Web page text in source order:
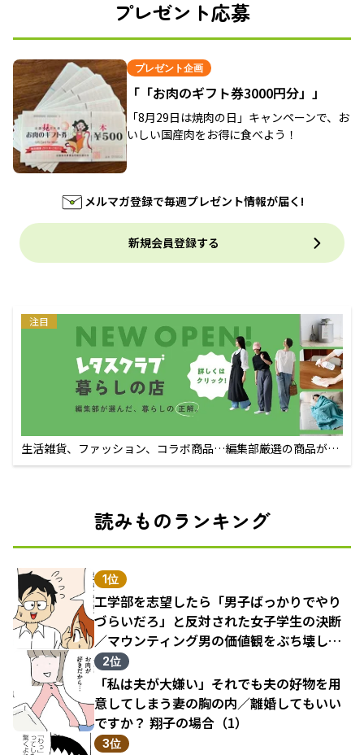
プレゼント応募
プレゼント企画
「「お肉のギフト券3000円分」」
「8月29日は焼肉の日」キャンペーンで、お
いしい国産肉をお得に食べよう！
メルマガ登録で毎週プレゼント情報が届く!
新規会員登録する
注目
生活雑貨、ファッション、コラボ商品…編集部厳選の商品が買
えるECサイト
読みものランキング
1位
工学部を志望したら「男子ばっかりでやり
づらいだろ」と反対された女子学生の決断
／マウンティング男の価値観をぶち壊した
結果（1）
2位
「私は夫が大嫌い」それでも夫の好物を用
意してしまう妻の胸の内／離婚してもいい
ですか？ 翔子の場合（1）
3位